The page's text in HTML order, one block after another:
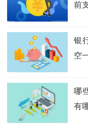
前
银
空
哪
有